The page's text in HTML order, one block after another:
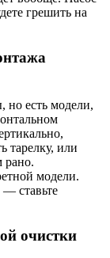
грешить на
есть модели,
тарелку, или
рано.
модели.
— ставьте
очистки